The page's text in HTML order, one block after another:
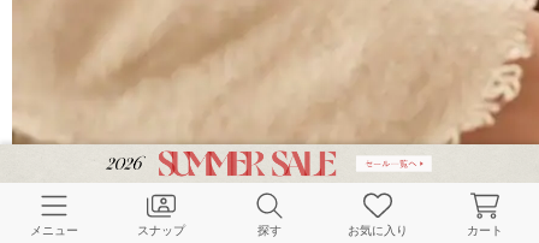
メニュー スナップ 探す お気に入り カート